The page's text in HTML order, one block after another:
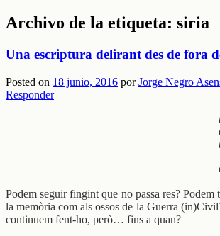
Archivo de la etiqueta: siria
Una escriptura delirant des de fora
Posted on 18 junio, 2016 porJorge Negro
Responder
Podem seguir fingint que no passa res? Podem
la memòria com als ossos de la Guerra
continuem fent-ho, però… fins a quan?